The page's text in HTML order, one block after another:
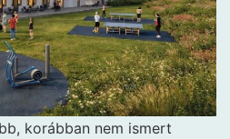
korábban nem ismert